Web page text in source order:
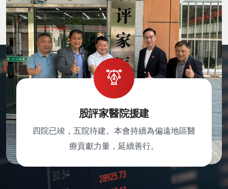
股評家醫院援建
四院已竣，五院待建。本會持續為偏遠地區醫
療貢獻力量，延續善行。